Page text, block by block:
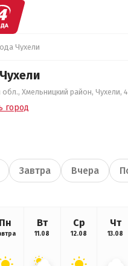
Чухели
Хмельницкий район, Чухели,
город
Завтра Вчера
Пн Вт
11.08
Ср
12.08
Чт
13.08